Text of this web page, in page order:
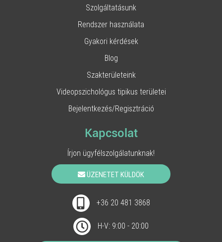
Szolgáltatásunk
Rendszer használata
Gyakori kérdések
Blog
Szakterületeink
Videopszichológus tipikus területei
Bejelentkezés/Regisztráció
Kapcsolat
Írjon ügyfélszolgálatunknak!
ÜZENETET KÜLDÖK
+36 20 481 3868
H-V: 9:00 - 20:00